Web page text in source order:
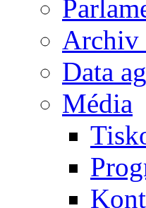
Archiv
Data
Média